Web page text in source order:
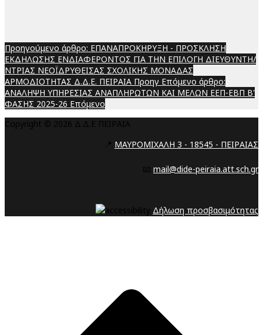
Προηγούμενο άρθρο: ΕΠΑΝΑΠΡΟΚΗΡΥΞΗ - ΠΡΟΣΚΛΗΣΗ
ΕΚΔΗΛΩΣΗΣ ΕΝΔΙΑΦΕΡΟΝΤΟΣ ΓΙΑ ΤΗΝ ΕΠΙΛΟΓΗ ΔΙΕΥΘΥΝΤΗ/
ΝΤΡΙΑΣ ΝΕΟΪΔΡΥΘΕΙΣΑΣ ΣΧΟΛΙΚΗΣ ΜΟΝΑΔΑΣ
ΑΡΜΟΔΙΟΤΗΤΑΣ Δ.Δ.Ε. ΠΕΙΡΑΙΑ Προηγ Επόμενο άρθρο:
ΑΝΑΛΗΨΗ ΥΠΗΡΕΣΙΑΣ ΑΝΑΠΛΗΡΩΤΩΝ ΚΑΙ ΜΕΛΩΝ ΕΕΠ-ΕΒΠ Β'
ΦΑΣΗΣ 2025-26 Επόμενο
Copyright © 2026 Δ.Δ.Ε ΠΕΙΡΑΙΑ
📍 ΜΑΥΡΟΜΙΧΑΛΗ 3 - 18545 - ΠΕΙΡΑΙΑΣ
📧 mail@dide-peiraia.att.sch.gr
Δήλωση προσβασιμότητας